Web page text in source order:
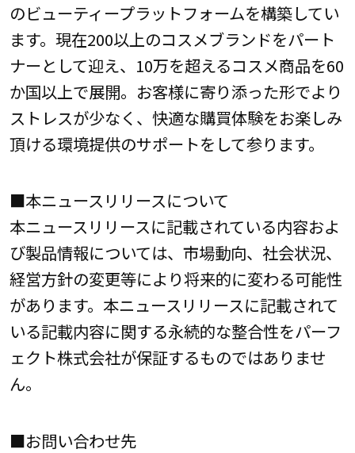
のビューティープラットフォームを構築してい
ます。現在200以上のコスメブランドをパート
ナーとして迎え、10万を超えるコスメ商品を60
か国以上で展開。お客様に寄り添った形でより
ストレスが少なく、快適な購買体験をお楽しみ
頂ける環境提供のサポートをして参ります。
■本ニュースリリースについて
本ニュースリリースに記載されている内容およ
び製品情報については、市場動向、社会状況、
経営方針の変更等により将来的に変わる可能性
があります。本ニュースリリースに記載されて
いる記載内容に関する永続的な整合性をパーフ
ェクト株式会社が保証するものではありませ
ん。
■お問い合わせ先